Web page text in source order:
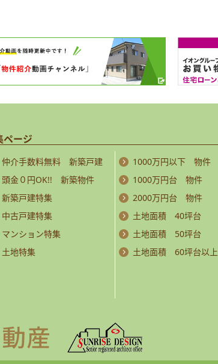
ページ
仲介手数料無料 新築戸建
頭金０円OK!! 新築物件
新築戸建特集
中古戸建特集
マンション特集
土地特集
1000万円以下 物件
1000万円台 物件
2000万円台 物件
土地面積 40坪台
土地面積 50坪台
土地面積 60坪台以上